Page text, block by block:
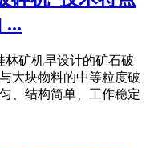
...
林矿机早设计的矿石破
大块物料的中等粒度破
、结构简单、工作稳定